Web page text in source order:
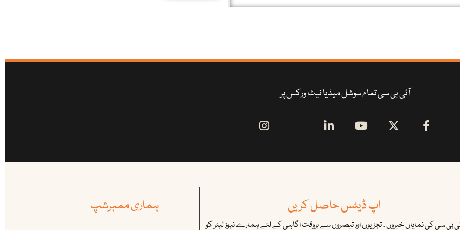
آئی بی سی تمام سوشل میڈیا نیٹ ورکس پر
اپ ڈیٹس حاصل کریں
بی سی کی نمایاں خبروں ، تجزیوں اور تبصروں سے بروقت اگاہی کے لئے ہمارے نیوز لیٹر کو
ہماری ممبرشپ